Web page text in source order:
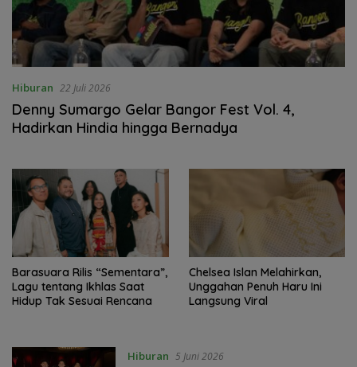
Hiburan 22 Juli 2026
Denny Sumargo Gelar Bangor Fest Vol. 4,
Hadirkan Hindia hingga Bernadya
Barasuara Rilis “Sementara”,
Lagu tentang Ikhlas Saat
Hidup Tak Sesuai Rencana
Chelsea Islan Melahirkan,
Unggahan Penuh Haru Ini
Langsung Viral
Hiburan 5 Juni 2026